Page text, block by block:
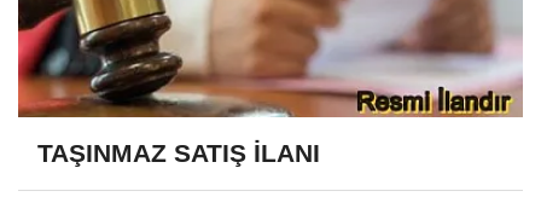
TAŞINMAZ SATIŞ İLANI